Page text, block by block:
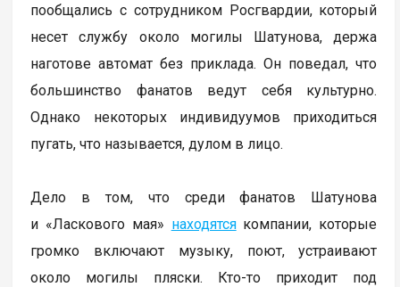
пообщались с сотрудником Росгвардии, который
несет службу около могилы Шатунова, держа
наготове автомат без приклада. Он поведал, что
большинство фанатов ведут себя культурно.
Однако некоторых индивидуумов приходиться
пугать, что называется, дулом в лицо.
Дело в том, что среди фанатов Шатунова
и «Ласкового мая» находятсякомпании, которые
громко включают музыку, поют, устраивают
около могилы пляски. Кто-то приходит под